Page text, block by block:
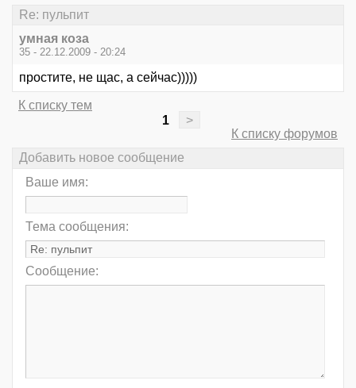
Re: пульпит
умная коза
35 - 22.12.2009 - 20:24
простите, не щас, а сейчас)))))
К списку тем
1
>
К списку форумов
Добавить новое сообщение
Ваше имя:
Тема сообщения:
Сообщение: